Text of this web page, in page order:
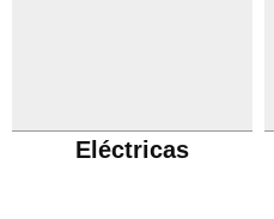
Eléctricas